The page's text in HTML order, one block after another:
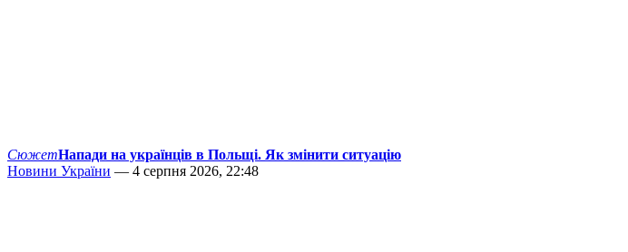
СюжетНапади на українців в Польщі. Як змінити ситуацію
Новини України — 4 серпня 2026, 22:48